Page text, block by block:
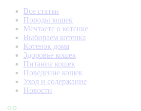
Все статьи
Породы кошек
Мечтаете о котенке
Выбираем котенка
Котенок дома
Здоровье кошек
Питание кошек
Поведение кошек
Уход и содержание
Новости